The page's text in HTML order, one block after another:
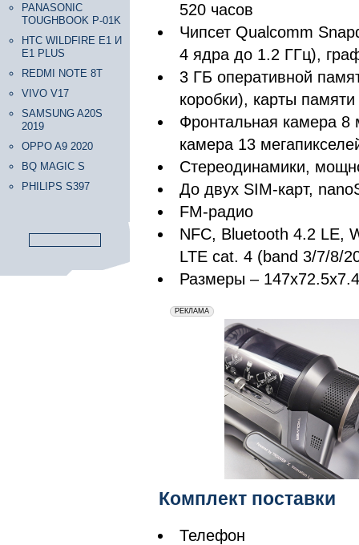
PANASONIC
TOUGHBOOK P-01K
HTC WILDFIRE E1 И
E1 PLUS
REDMI NOTE 8T
VIVO V17
SAMSUNG A20S
2019
OPPO A9 2020
BQ MAGIC S
PHILIPS S397
520 часов
Чипсет Qualcomm
4 ядра до 1.2 ГГц),
3 ГБ оперативной
коробки), карты
Фронтальная камера 8
камера 13
Стереодинамики,
До двух SIM-карт,
FM-радио
NFC, Bluetooth 4.2 LE,
LTE cat. 4 (band 3/7/8/
Размеры –
erid: 2VfnxxmNzs5
РЕКЛАМА
Комплект поставки
Телефон